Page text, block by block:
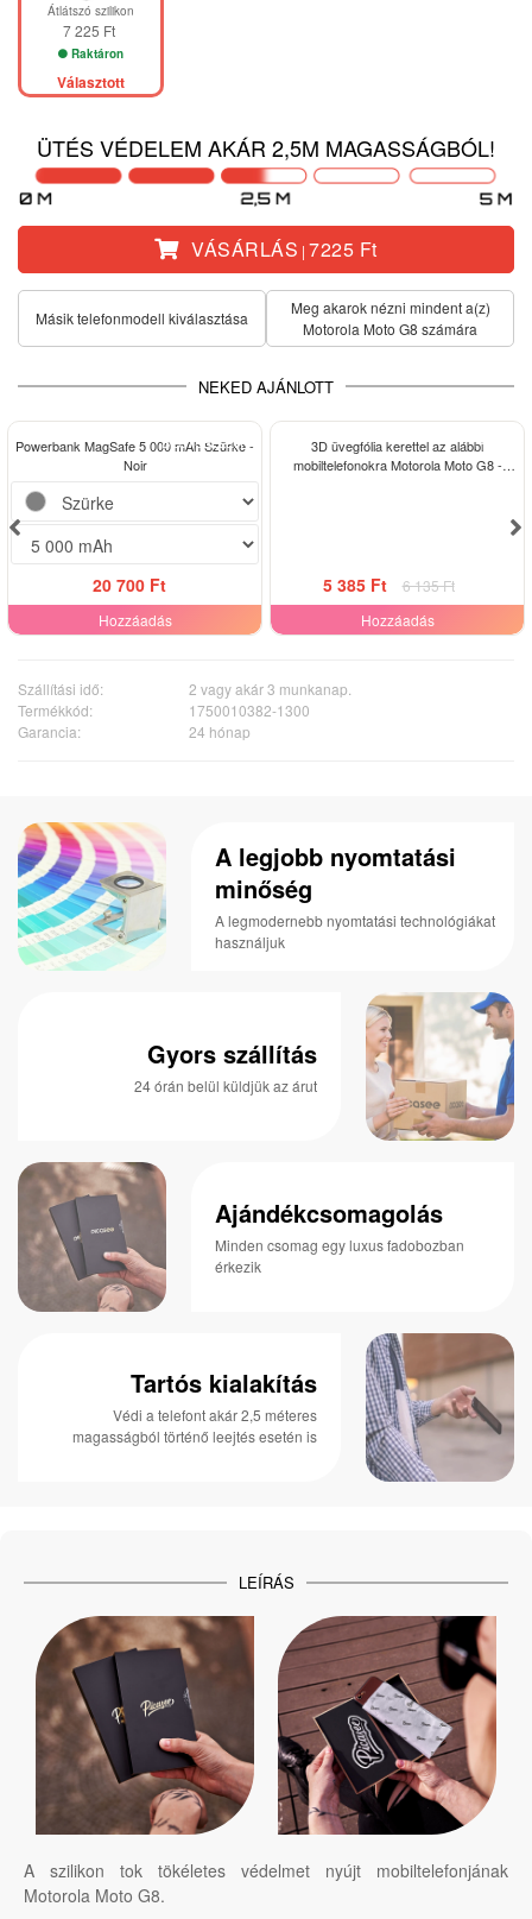
Átlátszó szilikon
7 225 Ft
Raktáron
Választott
ÜTÉS VÉDELEM AKÁR 2,5M MAGASSÁGBÓL!
VÁSÁRLÁS |7225 Ft
Másik telefonmodell kiválasztása
Meg akarok nézni mindent a(z)
Motorola Moto G8 számára
NEKED AJÁNLOTT
BESTSELLER
Powerbank MagSafe 5 000 mAh Szürke -
Noir
20 700 Ft
Hozzáadás
-12%
3D üvegfólia kerettel az alábbi
mobiltelefonokra Motorola Moto G8 -
5 385 Ft
6 135 Ft
Hozzáadás
Szállítási idő:
2 vagy akár 3 munkanap.
Termékkód:
1750010382-1300
Garancia:
24 hónap
A legjobb nyomtatási
minőség
A legmodernebb nyomtatási technológiákat
használjuk
Gyors szállítás
24 órán belül küldjük az árut
Ajándékcsomagolás
Minden csomag egy luxus fadobozban
érkezik
Tartós kialakítás
Védi a telefont akár 2,5 méteres
magasságból történő leejtés esetén is
LEÍRÁS
A szilikon tok tökéletes védelmet nyújt mobiltelefonjának
Motorola Moto G8.